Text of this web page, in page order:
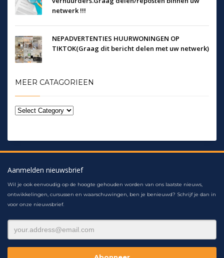
netwerk !!!
NEPADVERTENTIES HUURWONINGEN OP
TIKTOK(Graag dit bericht delen met uw netwerk)
MEER CATAGORIEEN
Aanmelden nieuwsbrief
Wil je ook eenvoudig op de hoogte gehouden worden van ons laatste nieuws,
ontwikkelingen, cursussen en waarschuwingen, ben je benieuwd? Schrijf je dan in
voor onze nieuwsbrief.